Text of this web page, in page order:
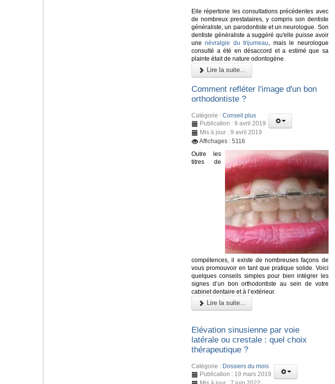
Elle répertorie les consultations précédentes avec
de nombreux prestataires, y compris son dentiste
généraliste, un parodontiste et un neurologue. Son
dentiste généraliste a suggéré qu'elle puisse avoir
unenévralgie du trijumeau, mais le neurologue
consulté a été en désaccord et a estimé que sa
plainte était de nature odontogène.
Lire la suite...
Comment refléter l'image d'un bon
orthodontiste ?
Catégorie : Conseil plus
Publication : 9 avril 2019
Mis à jour : 9 avril 2019
Affichages : 5116
Outre les
titres de
compétences, il existe de nombreuses façons de
vous promouvoir en tant que pratique solide. Voici
quelques conseils simples pour bien intégrer les
signes d’un bon orthodontiste au sein de votre
cabinet dentaire et à l’extérieur.
Lire la suite...
Elévation sinusienne par voie
latérale ou crestale : quel choix
thérapeutique ?
Catégorie : Dossiers du mois
Publication : 19 mars 2019